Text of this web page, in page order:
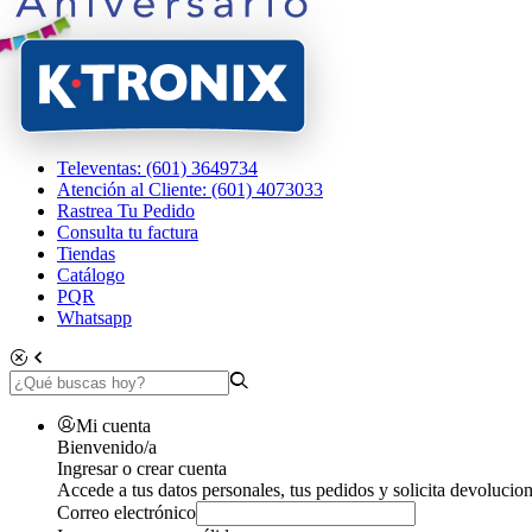
Televentas: (601) 3649734
Atención al Cliente: (601) 4073033
Rastrea Tu Pedido
Consulta tu factura
Tiendas
Catálogo
PQR
Whatsapp
Mi cuenta
Bienvenido/a
Ingresar o crear cuenta
Accede a tus datos personales, tus pedidos y solicita
Correo electrónico